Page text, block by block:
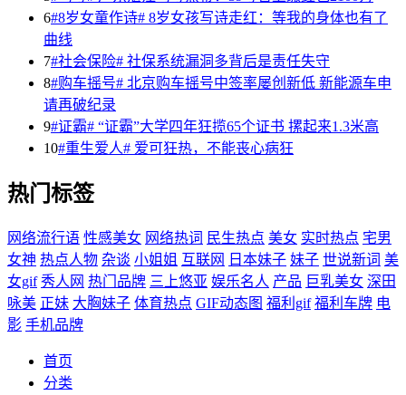
6#8岁女童作诗# 8岁女孩写诗走红：等我的身体也有了
曲线
7#社会保险# 社保系统漏洞多背后是责任失守
8#购车摇号# 北京购车摇号中签率屡创新低 新能源车申
请再破纪录
9#证霸# “证霸”大学四年狂揽65个证书 摞起来1.3米高
10#重生爱人# 爱可狂热，不能丧心病狂
热门标签
网络流行语 性感美女 网络热词 民生热点 美女 实时热点 宅男
女神 热点人物 杂谈 小姐姐 互联网 日本妹子 妹子 世说新词 美
女gif 秀人网 热门品牌 三上悠亚 娱乐名人 产品 巨乳美女 深田
咏美 正妹 大胸妹子 体育热点 GIF动态图 福利gif 福利车牌 电
影 手机品牌
首页
分类